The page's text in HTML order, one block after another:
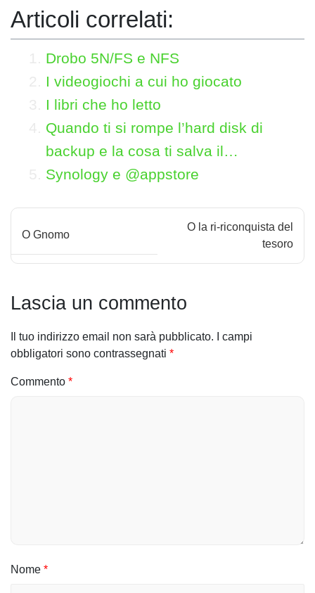
Articoli correlati:
Drobo 5N/FS e NFS
I videogiochi a cui ho giocato
I libri che ho letto
Quando ti si rompe l’hard disk di
backup e la cosa ti salva il…
Synology e @appstore
a
i
g
a
z
t
O Gnomo
O la ri-riconquista del
tesoro
Lascia un commento
Il tuo indirizzo email non sarà pubblicato.
I campi
obbligatori sono contrassegnati *
Commento *
Nome *